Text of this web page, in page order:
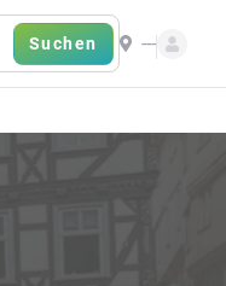
Suchen ---